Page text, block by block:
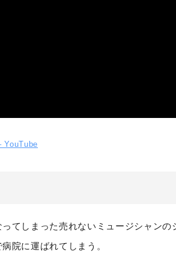
YouTube
てしまった売れないミュージシャンの
院に運ばれてしまう。